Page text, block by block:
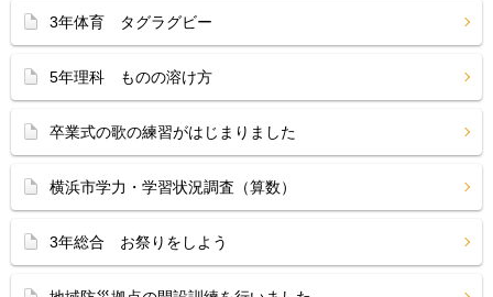
3年体育 タグラグビー
5年理科 ものの溶け方
卒業式の歌の練習がはじまりました
横浜市学力・学習状況調査（算数）
3年総合 お祭りをしよう